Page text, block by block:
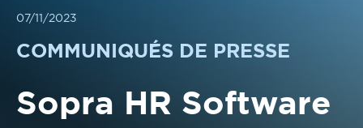
07/11/2023
COMMUNIQUÉS DE PRESSE
Sopra HR Software